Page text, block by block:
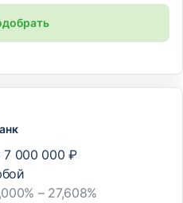
7 000 000 ₽
– 27,608%